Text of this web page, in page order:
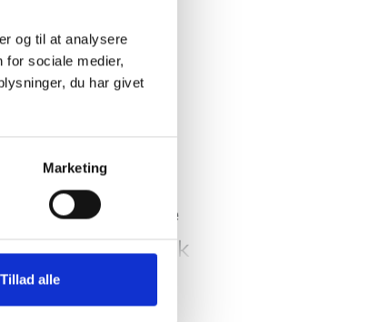
og til at analysere
for sociale medier,
du har givet
Marketing
Tillad alle
og et Isabella
Varmtvand
Blæservarme
Fast vandtank
Generelt